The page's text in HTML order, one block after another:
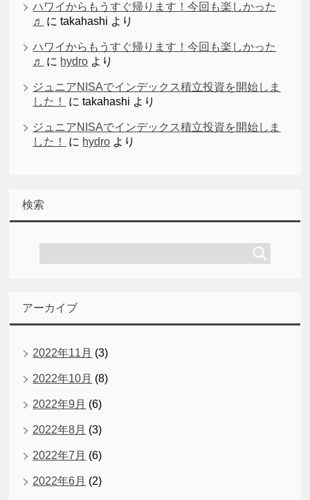
ハワイからもうすぐ帰ります！今回も楽しかった
♬
にtakahashi より
ハワイからもうすぐ帰ります！今回も楽しかった
♬
に hydro より
ジュニアNISAでインデックス積立投資を開始しま
した！
にtakahashi より
ジュニアNISAでインデックス積立投資を開始しま
した！
に hydro より
検索
アーカイブ
2022年11月 (3)
2022年10月 (8)
2022年9月 (6)
2022年8月 (3)
2022年7月 (6)
2022年6月 (2)